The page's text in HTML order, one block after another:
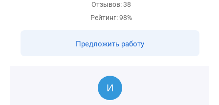
Отзывов: 38
Рейтинг: 98%
Предложить работу